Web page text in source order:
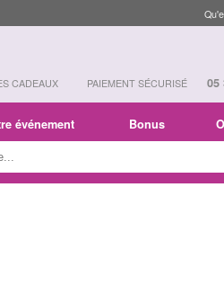
CADEAUX PAIEMENT SÉCURISÉ 05
événement Bonus